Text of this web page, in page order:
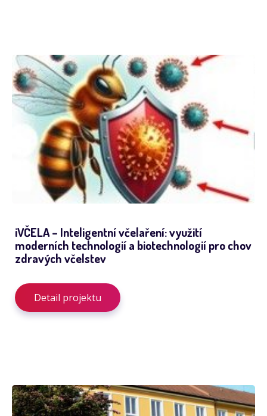
iVČELA – Inteligentní včelaření: využití
moderních technologií a biotechnologií pro chov
zdravých včelstev
Detail projektu